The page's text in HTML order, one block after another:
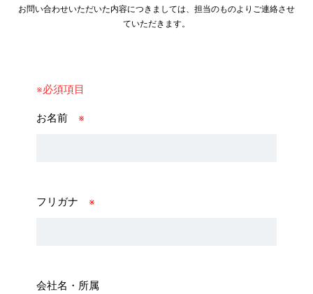
お問い合わせいただいた内容につきましては、担当のものよりご連絡させ
ていただきます。
※必須項目
お名前 ※
フリガナ ※
会社名・所属